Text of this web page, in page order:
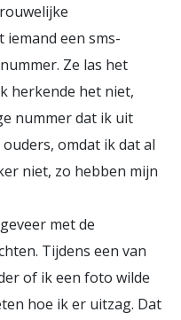
een sms-
Ze las het
herkende het niet,
nummer dat ik uit
omdat ik dat al
niet, zo hebben mijn
met de
Tijdens een van
of ik een foto wilde
hoe ik er uitzag. Dat